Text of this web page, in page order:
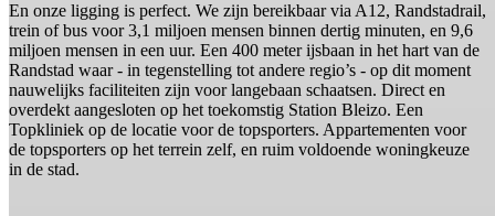
En onze ligging is perfect. We zijn bereikbaar via A12, Randstadrail,
trein of bus voor 3,1 miljoen mensen binnen dertig minuten, en 9,6
miljoen mensen in een uur. Een 400 meter ijsbaan in het hart van de
Randstad waar - in tegenstelling tot andere regio’s - op dit moment
nauwelijks faciliteiten zijn voor langebaan schaatsen. Direct en
overdekt aangesloten op het toekomstig Station Bleizo. Een
Topkliniek op de locatie voor de topsporters. Appartementen voor
de topsporters op het terrein zelf, en ruim voldoende woningkeuze
in de stad.